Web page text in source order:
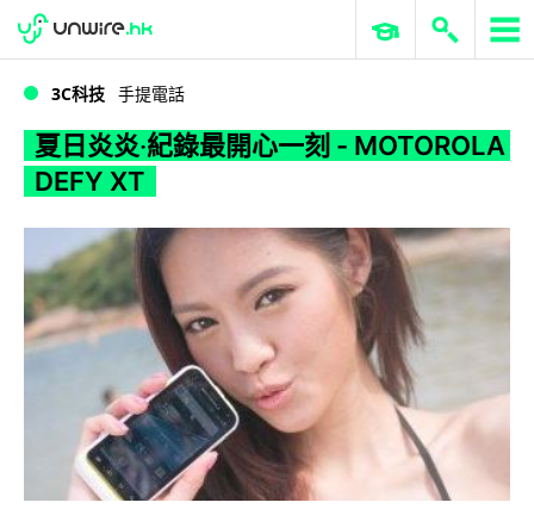
WWDC 2026 ERP 與商業 AI
3C科技 手提電話
夏日炎炎‧紀錄最開心一刻 - MOTOROLA
DEFY XT